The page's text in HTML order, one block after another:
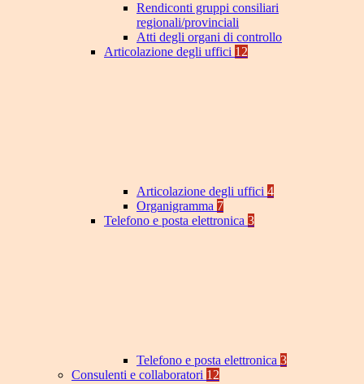
Rendiconti gruppi consiliari
regionali/provinciali
Atti degli organi di controllo
Articolazione degli uffici 12
Articolazione degli uffici 4
Organigramma 7
Telefono e posta elettronica 3
Telefono e posta elettronica 3
Consulenti e collaboratori 12